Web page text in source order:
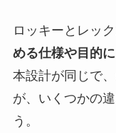
ロッキーとレッ
める仕様や目的
本設計が同じで
が、いくつかの
う。